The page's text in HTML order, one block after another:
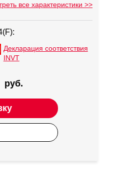
все характеристики >>
Декларация соответствия
INVT
руб.